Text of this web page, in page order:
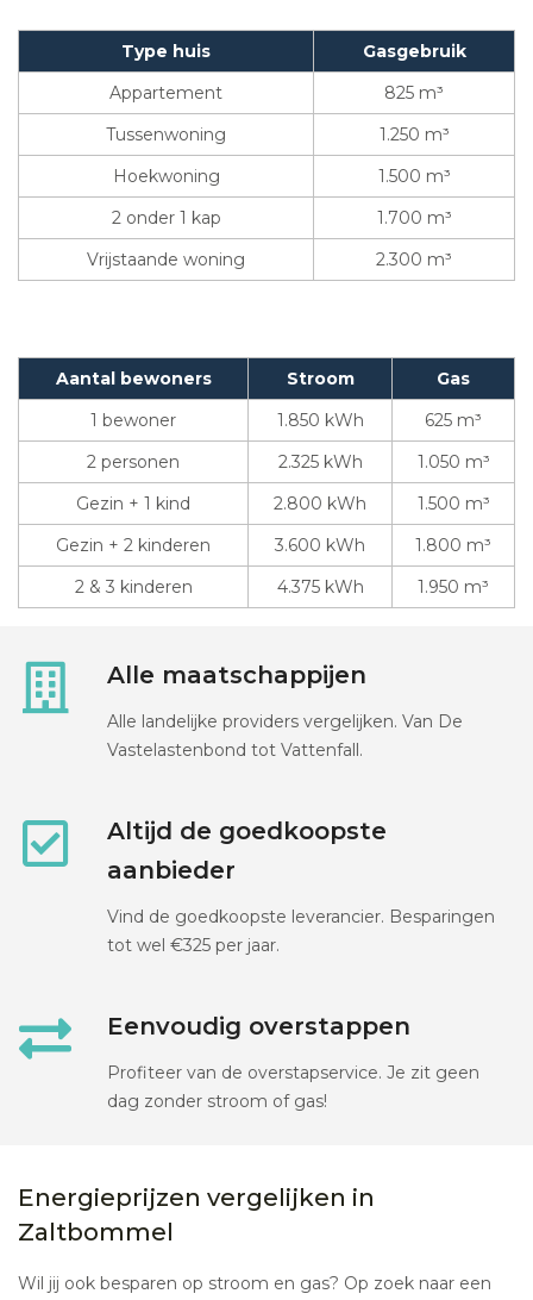
Type huis
Gasgebruik
Appartement
825 m³
Tussenwoning
1.250 m³
Hoekwoning
1.500 m³
2 onder 1 kap
1.700 m³
Vrijstaande woning
2.300 m³
Aantal bewoners Stroom
Gas
1 bewoner
1.850 kWh
625 m³
2 personen
2.325 kWh
1.050 m³
Gezin + 1 kind
2.800 kWh
1.500 m³
Gezin + 2 kinderen
3.600 kWh
1.800 m³
2 & 3 kinderen
4.375 kWh 1.950 m³
Alle maatschappijen
Alle landelijke providers vergelijken. Van De
Vastelastenbond tot Vattenfall.
Altijd de goedkoopste
aanbieder
Vind de goedkoopste leverancier. Besparingen
tot wel €325 per jaar.
Eenvoudig overstappen
Profiteer van de overstapservice. Je zit geen
dag zonder stroom of gas!
Energieprijzen vergelijken in
Zaltbommel
Wil jij ook besparen op stroom en gas? Op zoek naar een